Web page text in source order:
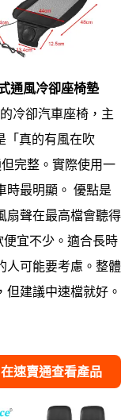
通風冷卻座椅墊
冷卻汽車座椅，主
「真的有風在吹
完整。實際使用一
時最明顯。 優點是
扇聲在最高檔會聽得
宜不少。適合長時
人可能要考慮。整體
建議中速檔就好。
在速賣通查看產品